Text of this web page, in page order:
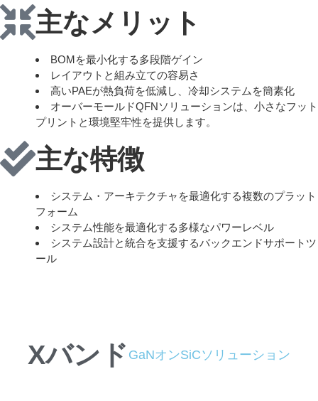
主なメリット
BOMを最小化する多段階ゲイン
レイアウトと組み立ての容易さ
高いPAEが熱負荷を低減し、冷却システムを簡素化
オーバーモールドQFNソリューションは、小さなフット
プリントと環境堅牢性を提供します。
主な特徴
システム・アーキテクチャを最適化する複数のプラット
フォーム
システム性能を最適化する多様なパワーレベル
システム設計と統合を支援するバックエンドサポートツ
ール
Xバンド GaNオンSiCソリューション